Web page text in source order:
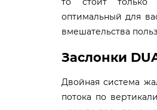
оптимальный для
вмешательства
Заслонки
Двойная система
потока по